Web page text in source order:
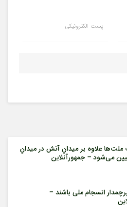
پست الکترونیکی
علاوه بر میدانِ آتش در میدانِ
می‌شود – جمهورآنلاین
انسجام ملی باشند –